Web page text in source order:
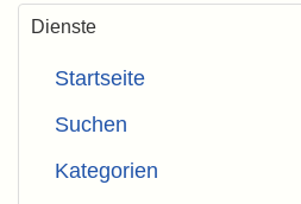
Dienste
Startseite
Suchen
Kategorien